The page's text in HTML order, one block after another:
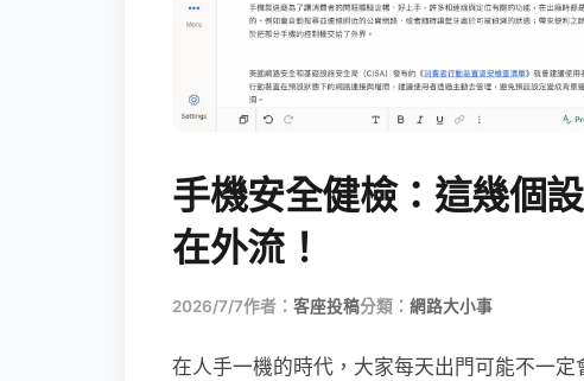
手機安全健檢：這幾個
在外流！
2026/7/7作者： 客座投稿分類： 網路大小事
在人手一機的時代，大家每天出門可能不一